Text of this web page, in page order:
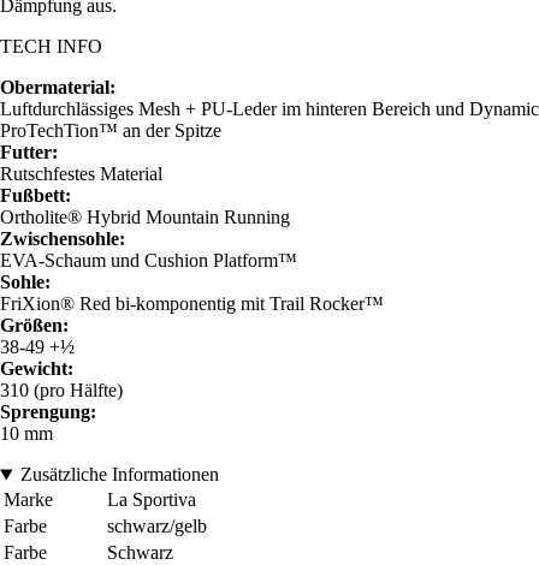
Dämpfung aus.
TECH INFO
Obermaterial:
Luftdurchlässiges Mesh + PU-Leder im hinteren Bereich und Dynamic
ProTechTion™ an der Spitze
Futter:
Rutschfestes Material
Fußbett:
Ortholite® Hybrid Mountain Running
Zwischensohle:
EVA-Schaum und Cushion Platform™
Sohle:
FriXion® Red bi-komponentig mit Trail Rocker™
Größen:
38-49 +½
Gewicht:
310 (pro Hälfte)
Sprengung:
10 mm
Zusätzliche Informationen
Marke
La Sportiva
Farbe
schwarz/gelb
Farbe
Schwarz